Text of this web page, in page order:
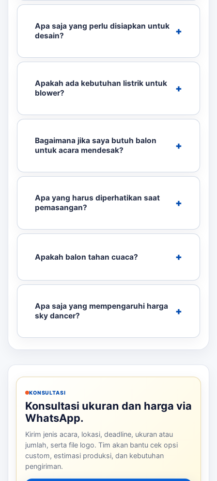
Apa saja yang perlu disiapkan untuk
desain?
Apakah ada kebutuhan listrik untuk
blower?
Bagaimana jika saya butuh balon
untuk acara mendesak?
Apa yang harus diperhatikan saat
pemasangan?
Apakah balon tahan cuaca?
Apa saja yang mempengaruhi harga
sky dancer?
KONSULTASI
Konsultasi ukuran dan harga via
WhatsApp.
Kirim jenis acara, lokasi, deadline, ukuran atau
jumlah, serta file logo. Tim akan bantu cek opsi
custom, estimasi produksi, dan kebutuhan
pengiriman.